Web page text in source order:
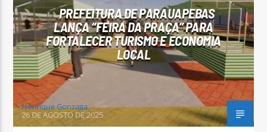
Arara Azul FM
PREFEITURA DE PARAUAPEBAS
LANÇA “FEIRA DA PRAÇA” PARA
FORTALECER TURISMO E ECONOMIA
LOCAL
Henrique Gonzaga
26 DE AGOSTO DE 2025